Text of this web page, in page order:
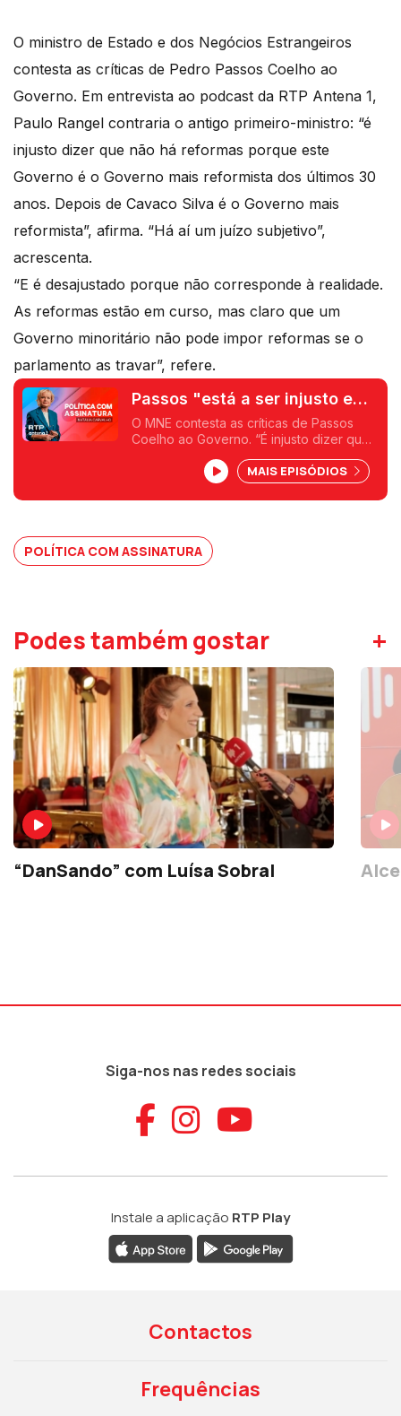
O ministro de Estado e dos Negócios Estrangeiros
contesta as críticas de Pedro Passos Coelho ao
Governo. Em entrevista ao podcast da RTP Antena 1,
Paulo Rangel contraria o antigo primeiro-ministro: “é
injusto dizer que não há reformas porque este
Governo é o Governo mais reformista dos últimos 30
anos. Depois de Cavaco Silva é o Governo mais
reformista”, afirma. “Há aí um juízo subjetivo”,
acrescenta.
“E é desajustado porque não corresponde à realidade.
As reformas estão em curso, mas claro que um
Governo minoritário não pode impor reformas se o
parlamento as travar”, refere.
Passos "está a ser injusto e
desajustado" acusa Paulo
Rangel
O MNE contesta as críticas de Passos
Coelho ao Governo. “É injusto dizer que
o Governo mais reformista dos últimos 30
anos", defende Paulo Rangel.
MAIS EPISÓDIOS
POLÍTICA COM ASSINATURA
Podes também gostar +
“DanSando” com Luísa Sobral
Siga-nos nas redes sociais
Aceder ao
Aceder ao
Aceder
Instale a aplicação RTP Play
Contactos
Frequências